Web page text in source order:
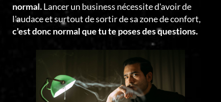
normal.Lancer un business nécessite d'avoir de
l'audace et surtout de sortir de sa zone de confort,
c'est donc normal que tu te poses des questions.